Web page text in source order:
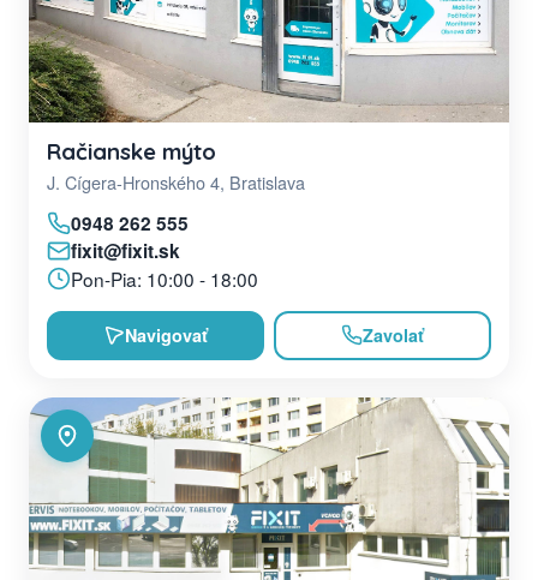
Račianske mýto
J. Cígera-Hronského 4, Bratislava
0948 262 555
fixit@fixit.sk
Pon-Pia: 10:00 - 18:00
Navigovať Zavolať